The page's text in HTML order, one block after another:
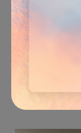
arabalar
katkıda
gelişimini de